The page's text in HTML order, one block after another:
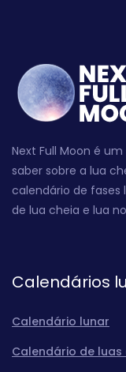
Next Full Moon é
saber sobre a lua
calendário de
de lua cheia e lua
Calendários
Calendário lunar
Calendário de luas